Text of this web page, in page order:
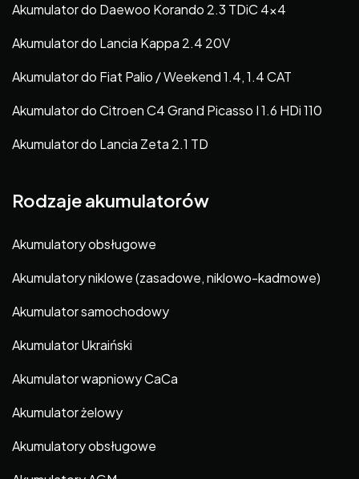
Akumulator do Daewoo Korando 2.3 TDiC 4×4
Akumulator do Lancia Kappa 2.4 20V
Akumulator do Fiat Palio / Weekend 1.4, 1.4 CAT
Akumulator do Citroen C4 Grand Picasso I 1.6 HDi 110
Akumulator do Lancia Zeta 2.1 TD
Rodzaje akumulatorów
Akumulatory obsługowe
Akumulatory niklowe (zasadowe, niklowo-kadmowe)
Akumulator samochodowy
Akumulator Ukraiński
Akumulator wapniowy CaCa
Akumulator żelowy
Akumulatory obsługowe